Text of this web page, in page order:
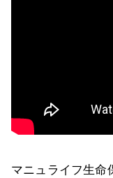
マニュライフ生命